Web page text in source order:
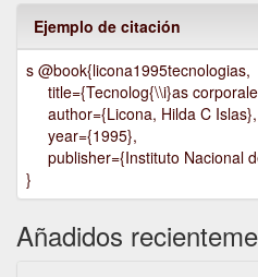
Ejemplo de citación
s @book{licona1995tecnologias,
title={Tecnolog{\\i}as
author={Licona, Hilda C Islas},
year={1995},
publisher={Instituto Nacional
}
Añadidos